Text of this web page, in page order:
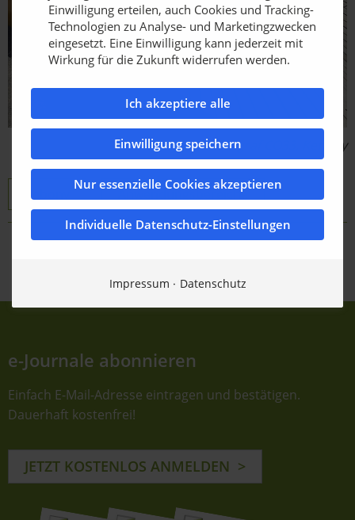
Bildquelle: Fotograf CO33, Kebony
Kebony Anwendungsbereiche
e-Journale abonnieren
Einfach E-Mail-Adresse eintragen und bestätigen.
Dauerhaft kostenfrei!
JETZT KOSTENLOS ANMELDEN
Einwilligung erteilen, auch Cookies und Tracking-
Technologien zu Analyse- und Marketingzwecken
eingesetzt. Eine Einwilligung kann jederzeit mit
Wirkung für die Zukunft widerrufen werden.
Ich akzeptiere alle
Einwilligung speichern
Nur essenzielle Cookies akzeptieren
Individuelle Datenschutz-Einstellungen
Impressum Datenschutz